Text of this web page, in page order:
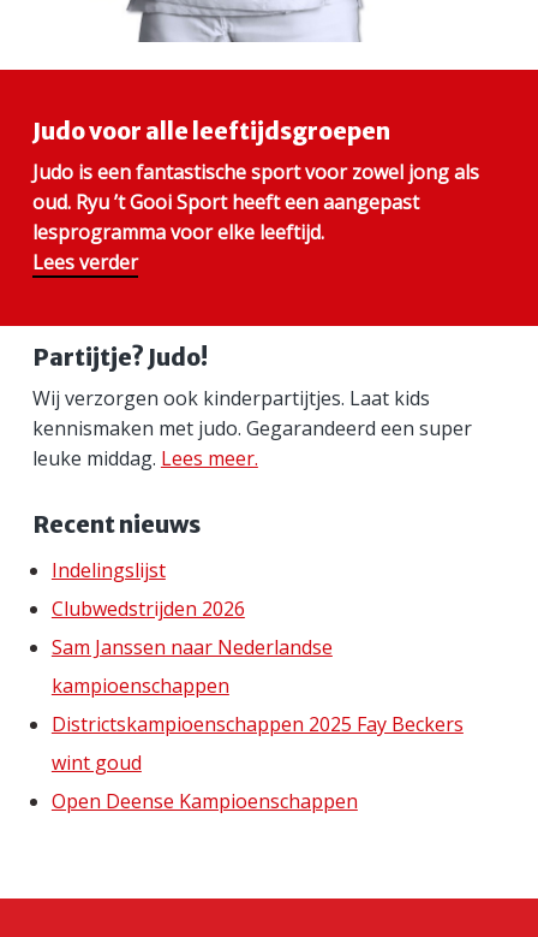
Judo voor alle leeftijdsgroepen
Judo is een fantastische sport voor zowel jong als
oud. Ryu ’t Gooi Sport heeft een aangepast
lesprogramma voor elke leeftijd.
Lees verder
Partijtje? Judo!
Wij verzorgen ook kinderpartijtjes. Laat kids
kennismaken met judo. Gegarandeerd een super
leuke middag. Lees meer.
Recent nieuws
Indelingslijst
Clubwedstrijden 2026
Sam Janssen naar Nederlandse
kampioenschappen
Districtskampioenschappen 2025 Fay Beckers
wint goud
Open Deense Kampioenschappen